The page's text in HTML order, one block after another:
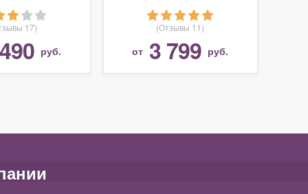
17)
руб.
(Отзывы 11)
от 3 799 руб.